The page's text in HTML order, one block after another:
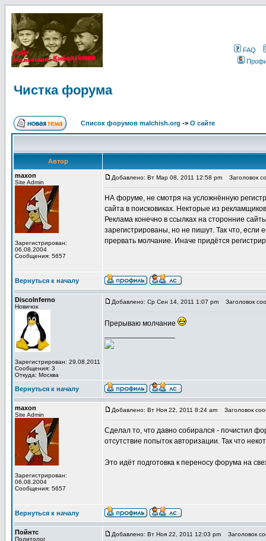
FAQ
Чистка форума
Список форумов malchish.org -> О сайте
Автор
maxon
Site Admin
Зарегистрирован:
06.08.2004
Сообщения: 5657
Добавлено: Вт Мар 08, 2011 12:58 pm Заголовок
НА форуме, не смотря на усложнённую
сайта в поисковиках. Некторые из
Реклама конечно в ссылках на сторонние
зарегистрированы, но не пишут. Так что,
прервать молчание. Иначе придётся
Вернуться к началу
DiscoInferno
Новичок
Зарегистрирован: 29.08.2011
Сообщения: 3
Откуда: Москва
Добавлено: Ср Сен 14, 2011 1:07 pm Заголовок
Прерываю молчание
Вернуться к началу
maxon
Site Admin
Зарегистрирован:
06.08.2004
Сообщения: 5657
Добавлено: Вт Ноя 22, 2011 8:24 am Заголовок
Сделал то, что давно собирался - почистил
отсутствие попыток авторизации. Так что
Это идёт подготовка к переносу форума на
Вернуться к началу
Пойнтс
Политолог
Добавлено: Вт Ноя 22, 2011 12:03 pm Заголовок